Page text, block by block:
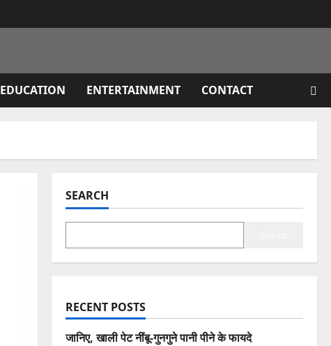
EDUCATION ENTERTAINMENT CONTACT
SEARCH
RECENT POSTS
जानिए, खाली पेट नींबू-गुनगुने पानी पीने के फायदे